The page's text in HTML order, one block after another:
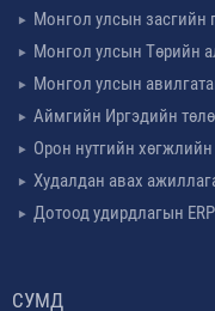
Монгол улсын засгийн
Монгол улсын Төрийн
Монгол улсын
Аймгийн Иргэдийн
Орон нутгийн хөгжлийн
Худалдан авах
Дотоод удирдлагын
СУМД